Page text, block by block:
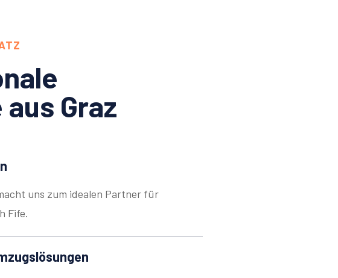
Graz
uns zum idealen Partner für
Fife.